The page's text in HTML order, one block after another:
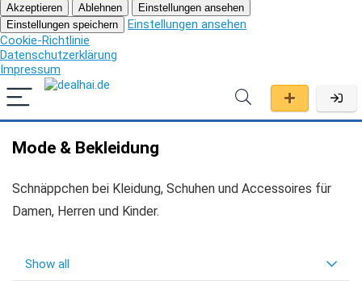
Akzeptieren Ablehnen
Einstellungen ansehen
Einstellungen speichern
Einstellungen ansehen
Cookie-Richtlinie
Datenschutzerklärung
Impressum
Mode & Bekleidung
Schnäppchen bei Kleidung, Schuhen und Accessoires für
Damen, Herren und Kinder.
Show all